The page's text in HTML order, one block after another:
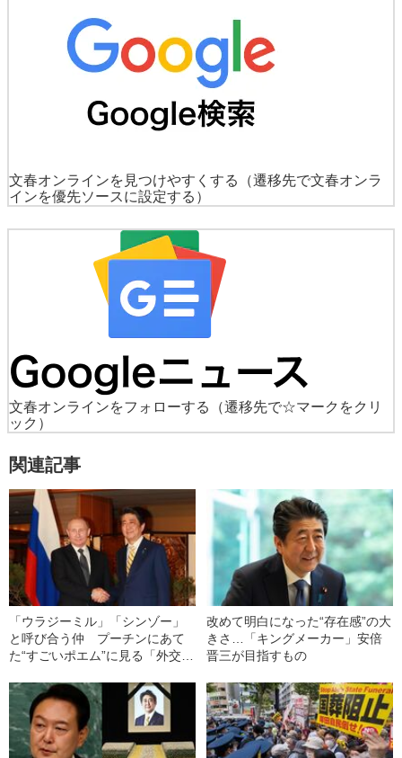
文春オンラインを見つけやすくする
（遷移先で文春オンラ
インを優先ソースに設定する）
文春オンラインをフォローする
（遷移先で☆マークをクリ
ック）
関連記事
「ウラジーミル」「シンゾー」
と呼び合う仲 プーチンにあて
た“すごいポエム”に見る「外交の
改めて明白になった“存在感”の大
きさ…「キングメーカー」安倍
晋三が目指すもの